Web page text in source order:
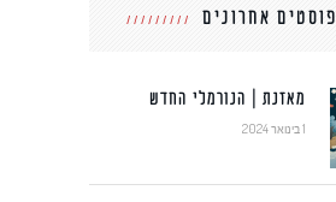
פוסטים אחרונים
מאזנת | הנורמלי החדש
1 בינואר 2024